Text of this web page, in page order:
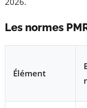
Les normes
Élément